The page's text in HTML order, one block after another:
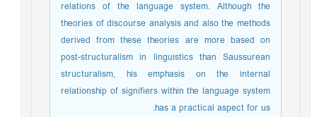
relations of the language system. Although the
theories of discourse analysis and also the methods
derived from these theories are more based on
post-structuralism in linguistics than Saussurean
structuralism, his emphasis on the internal
relationship of signifiers within the language system
has a practical aspect for us.